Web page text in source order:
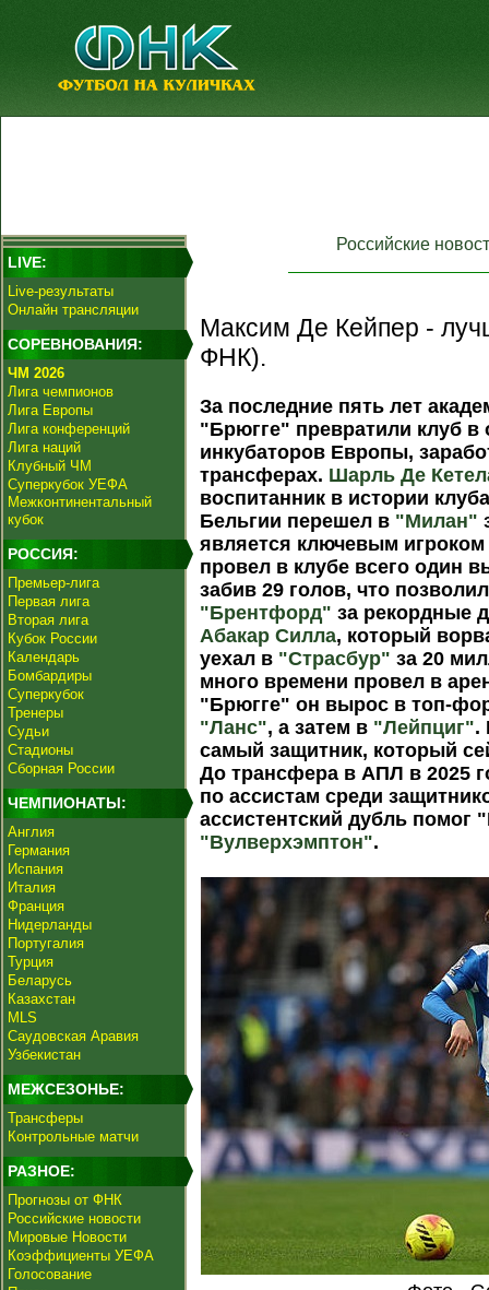
LIVE:
Live-результаты
Онлайн трансляции
СОРЕВНОВАНИЯ:
ЧМ 2026
Лига чемпионов
Лига Европы
Лига конференций
Лига наций
Клубный ЧМ
Суперкубок УЕФА
Межконтинентальный
кубок
РОССИЯ:
Премьер-лига
Первая лига
Вторая лига
Кубок России
Календарь
Бомбардиры
Суперкубок
Тренеры
Судьи
Стадионы
Сборная России
ЧЕМПИОНАТЫ:
Англия
Германия
Испания
Италия
Франция
Нидерланды
Португалия
Турция
Беларусь
Казахстан
MLS
Саудовская Аравия
Узбекистан
МЕЖСЕЗОНЬЕ:
Трансферы
Контрольные матчи
РАЗНОЕ:
Прогнозы от ФНК
Российские новости
Мировые Новости
Коэффициенты УЕФА
Голосование
Российские
Максим Де Кейпер -
ФНК).
За последние пять лет
"Брюгге" превратили клуб
инкубаторов Европы,
трансферах. Шарль Де
воспитанник в истории
Бельгии перешел в "Милан"
является ключевым
провел в клубе всего один
забив 29 голов, что
"Брентфорд" за рекордные
Абакар Силла, который
уехал в "Страсбур" за 20
много времени провел в
"Брюгге" он вырос в топ-
"Ланс", а затем в "Лейпциг".
самый защитник, который
До трансфера в АПЛ в 2025
по ассистам среди
ассистентский дубль помог
"Вулверхэмптон".